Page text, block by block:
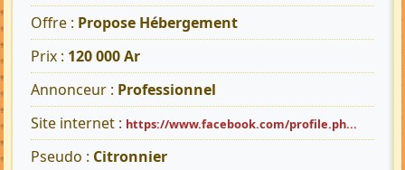
Offre : Propose Hébergement
Prix : 120 000 Ar
Annonceur : Professionnel
Site internet : https://www.facebook.com/profile.ph...
Pseudo : Citronnier